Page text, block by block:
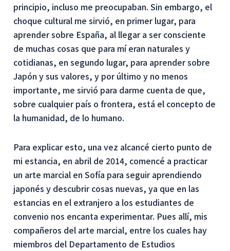
principio, incluso me preocupaban. Sin embargo, el
choque cultural me sirvió, en primer lugar, para
aprender sobre España, al llegar a ser consciente
de muchas cosas que para mí eran naturales y
cotidianas, en segundo lugar, para aprender sobre
Japón y sus valores, y por último y no menos
importante, me sirvió para darme cuenta de que,
sobre cualquier país o frontera, está el concepto de
la humanidad, de lo humano.
Para explicar esto, una vez alcancé cierto punto de
mi estancia, en abril de 2014, comencé a practicar
un arte marcial en Sofía para seguir aprendiendo
japonés y descubrir cosas nuevas, ya que en las
estancias en el extranjero a los estudiantes de
convenio nos encanta experimentar. Pues allí, mis
compañeros del arte marcial, entre los cuales hay
miembros del Departamento de Estudios